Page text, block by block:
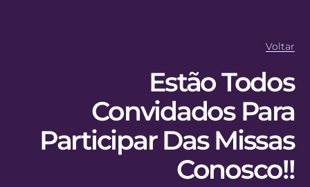
Voltar
Estão Todos
Convidados Para
Participar Das Missas
Conosco!!